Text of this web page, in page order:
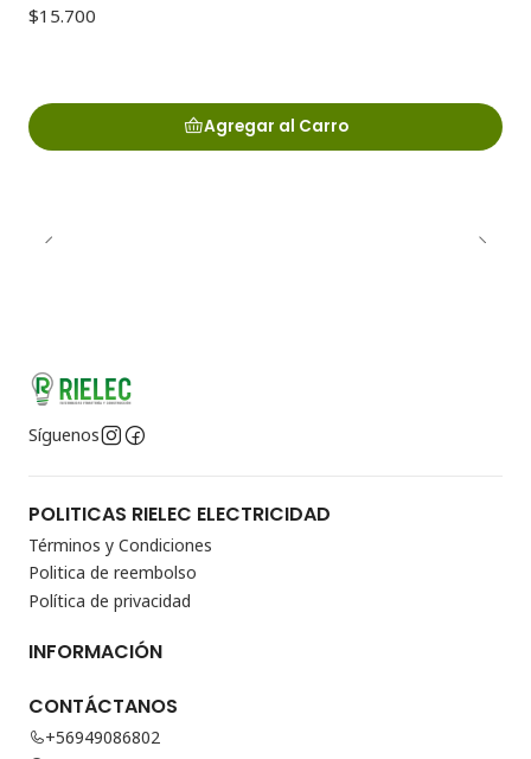
$15.700
Agregar al Carro
Síguenos
POLITICAS RIELEC ELECTRICIDAD
Términos y Condiciones
Politica de reembolso
Política de privacidad
INFORMACIÓN
CONTÁCTANOS
+56949086802